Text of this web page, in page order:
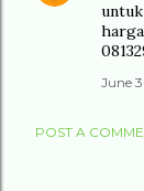
June
POST A